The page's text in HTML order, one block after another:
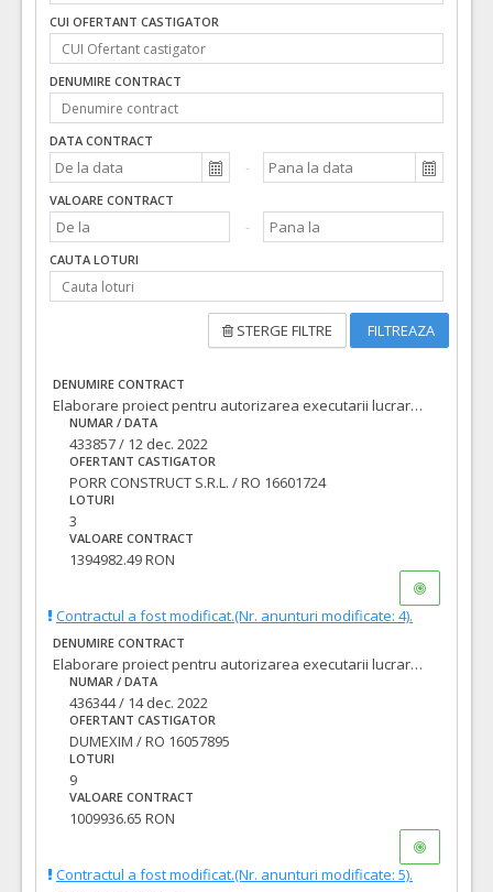
CUI OFERTANT CASTIGATOR
DENUMIRE CONTRACT
DATA CONTRACT
VALOARE CONTRACT
CAUTA LOTURI
STERGE FILTRE FILTREAZA
DENUMIRE CONTRACT
Elaborare proiect pentru autorizarea executarii lucrarilor (PAC/DTAC), proiect tehnic pentru executia lucrarilor (PT), asistenta tehnica din partea proiectantului pe perioada executarii lucrarilor si executie lucrari pentru obiectivul de investitii: LOT 3: Modernizare strada STEFAN LUPSA
NUMAR / DATA
433857 / 12 dec. 2022
OFERTANT CASTIGATOR
PORR CONSTRUCT S.R.L. / RO 16601724
LOTURI
3
VALOARE CONTRACT
1394982.49 RON
Contractul a fost modificat.(Nr. anunturi modificate: 4).
DENUMIRE CONTRACT
Elaborare proiect pentru autorizarea executarii lucrarilor (PAC/DTAC), proiect tehnic pentru executia lucrarilor (PT), asistenta tehnica din partea proiectantului pe perioada executarii lucrarilor si executie lucrari pentru obiectivul de investitii: LOT 9: Modernizare strada IOSIF PERVAIN
NUMAR / DATA
436344 / 14 dec. 2022
OFERTANT CASTIGATOR
DUMEXIM / RO 16057895
LOTURI
9
VALOARE CONTRACT
1009936.65 RON
Contractul a fost modificat.(Nr. anunturi modificate: 5).